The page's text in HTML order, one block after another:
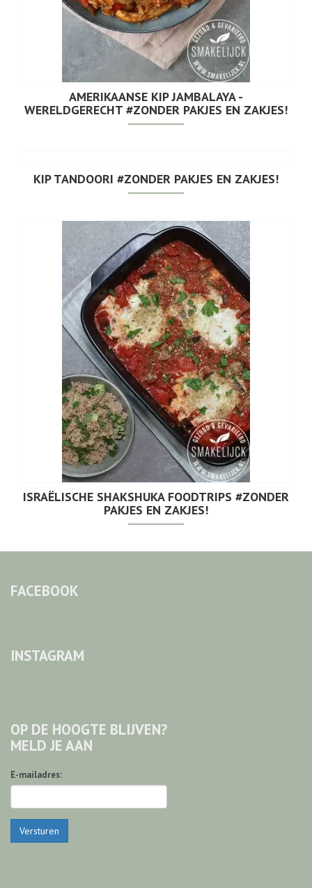
AMERIKAANSE KIP JAMBALAYA -
WERELDGERECHT #ZONDER PAKJES EN ZAKJES!
KIP TANDOORI #ZONDER PAKJES EN ZAKJES!
ISRAËLISCHE SHAKSHUKA FOODTRIPS #ZONDER
PAKJES EN ZAKJES!
FACEBOOK
INSTAGRAM
OP DE HOOGTE BLIJVEN?
MELD JE AAN
E-mailadres:
Versturen